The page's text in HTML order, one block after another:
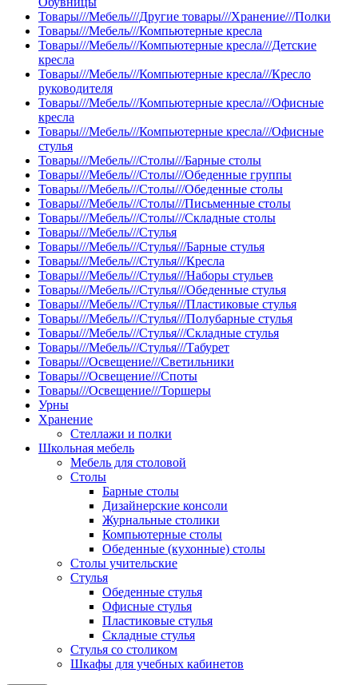
Товары///Мебель///Другие товары///Хранение///Полки
Товары///Мебель///Компьютерные кресла
Товары///Мебель///Компьютерные кресла///Детские
кресла
Товары///Мебель///Компьютерные кресла///Кресло
руководителя
Товары///Мебель///Компьютерные кресла///Офисные
кресла
Товары///Мебель///Компьютерные кресла///Офисные
стулья
Товары///Мебель///Столы///Барные столы
Товары///Мебель///Столы///Обеденные группы
Товары///Мебель///Столы///Обеденные столы
Товары///Мебель///Столы///Письменные столы
Товары///Мебель///Столы///Складные столы
Товары///Мебель///Стулья
Товары///Мебель///Стулья///Барные стулья
Товары///Мебель///Стулья///Кресла
Товары///Мебель///Стулья///Наборы стульев
Товары///Мебель///Стулья///Обеденные стулья
Товары///Мебель///Стулья///Пластиковые стулья
Товары///Мебель///Стулья///Полубарные стулья
Товары///Мебель///Стулья///Складные стулья
Товары///Мебель///Стулья///Табурет
Товары///Освещение///Светильники
Товары///Освещение///Споты
Товары///Освещение///Торшеры
Урны
Хранение
Стеллажи и полки
Школьная мебель
Мебель для столовой
Столы
Барные столы
Дизайнерские консоли
Журнальные столики
Компьютерные столы
Обеденные (кухонные) столы
Столы учительские
Стулья
Обеденные стулья
Офисные стулья
Пластиковые стулья
Складные стулья
Стулья со столиком
Шкафы для учебных кабинетов